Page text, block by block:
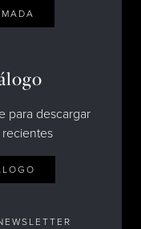
para descargar